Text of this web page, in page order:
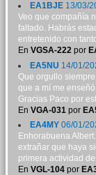
EA1BJE13/03/
Veo que compañía
faltado. Habrás
entretenido con
En VGSA-222por
EA5NU 14/01/
Que orgullo
que a mí me enseñó
Gracias Paco por
En VGA-031 por
EA4MY06/01/
Enhorabuena
extrañar que haya
primera actividad
En VGL-104por